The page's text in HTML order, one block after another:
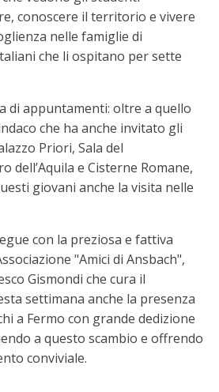
conoscere il territorio e vivere
nelle famiglie di
che li ospitano per sette
di appuntamenti: oltre a quello
che ha anche invitato gli
Priori, Sala del
dell’Aquila e Cisterne Romane,
giovani anche la visita nelle
con la preziosa e fattiva
"Amici di Ansbach",
Gismondi che cura il
settimana anche la presenza
a Fermo con grande dedizione
a questo scambio e offrendo
conviviale.